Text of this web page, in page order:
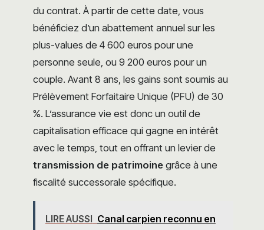
du contrat. À partir de cette date, vous
bénéficiez d’un abattement annuel sur les
plus-values de 4 600 euros pour une
personne seule, ou 9 200 euros pour un
couple. Avant 8 ans, les gains sont soumis au
Prélèvement Forfaitaire Unique (PFU) de 30
%. L’assurance vie est donc un outil de
capitalisation efficace qui gagne en intérêt
avec le temps, tout en offrant un levier de
transmission de patrimoine grâce à une
fiscalité successorale spécifique.
LIRE AUSSI Canal carpien reconnu en